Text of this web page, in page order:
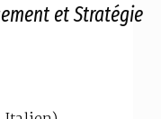
et Stratégie